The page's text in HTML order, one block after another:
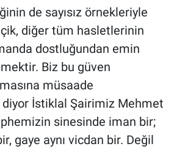
de sayısız örnekleriyle
diğer tüm hasletlerinin
dostluğundan emin
Biz bu güven
müsaade
İstiklal Şairimiz Mehmet
sinesinde iman bir;
gaye aynı vicdan bir. Değil